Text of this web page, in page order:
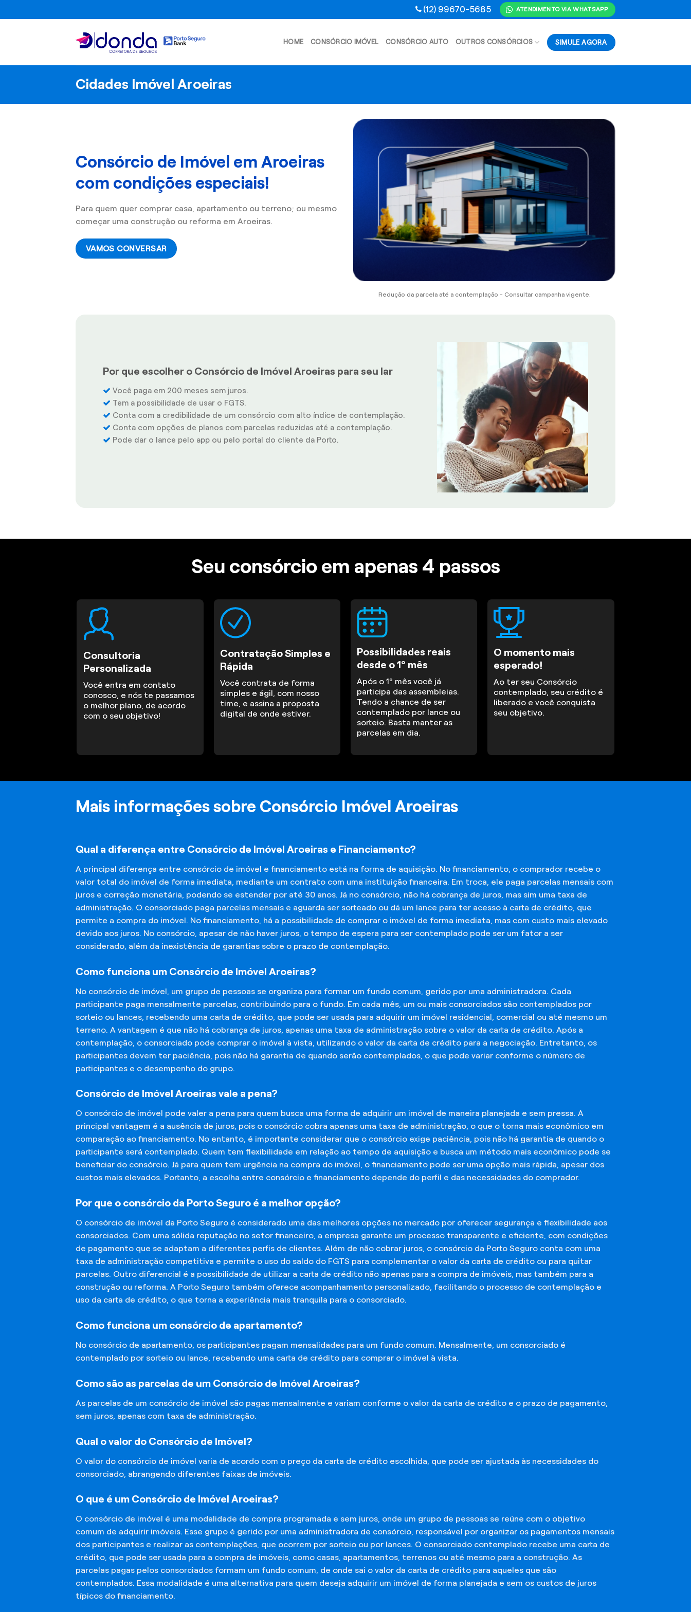
to
(12) 99670-5685 ATENDIMENTO VIA WHATSAPP
HOME CONSÓRCIO IMÓVEL CONSÓRCIO AUTO OUTROS CONSÓRCIOS SIMULE AGORA
Cidades Imóvel Aroeiras
Consórcio de Imóvel em Aroeiras
com condições especiais!
Para quem quer comprar casa, apartamento ou terreno; ou mesmo
começar uma construção ou reforma em Aroeiras.
VAMOS CONVERSAR
Redução da parcela até a contemplação - Consultar campanha vigente.
Por que escolher o Consórcio de Imóvel Aroeiras para seu lar
Você paga em 200 meses sem juros.
Tem a possibilidade de usar o FGTS.
Conta com a credibilidade de um consórcio com alto índice de contemplação.
Conta com opções de planos com parcelas reduzidas até a contemplação.
Pode dar o lance pelo app ou pelo portal do cliente da Porto.
Seu consórcio em apenas 4 passos
Consultoria
Personalizada
Você entra em contato
conosco, e nós te passamos
o melhor plano, de acordo
com o seu objetivo!
Contratação Simples e
Rápida
Você contrata de forma
simples e ágil, com nosso
time, e assina a proposta
digital de onde estiver.
Possibilidades reais
desde o 1º mês
Após o 1º mês você já
participa das assembleias.
Tendo a chance de ser
contemplado por lance ou
sorteio. Basta manter as
parcelas em dia.
O momento mais
esperado!
Ao ter seu Consórcio
contemplado, seu crédito é
liberado e você conquista
seu objetivo.
Mais informações sobre Consórcio Imóvel Aroeiras
Qual a diferença entre Consórcio de Imóvel Aroeiras e Financiamento?
A principal diferença entre consórcio de imóvel e financiamento está na forma de aquisição. No financiamento, o comprador recebe o
valor total do imóvel de forma imediata, mediante um contrato com uma instituição financeira. Em troca, ele paga parcelas mensais com
juros e correção monetária, podendo se estender por até 30 anos. Já no consórcio, não há cobrança de juros, mas sim uma taxa de
administração. O consorciado paga parcelas mensais e aguarda ser sorteado ou dá um lance para ter acesso à carta de crédito, que
permite a compra do imóvel. No financiamento, há a possibilidade de comprar o imóvel de forma imediata, mas com custo mais elevado
devido aos juros. No consórcio, apesar de não haver juros, o tempo de espera para ser contemplado pode ser um fator a ser
considerado, além da inexistência de garantias sobre o prazo de contemplação.
Como funciona um Consórcio de Imóvel Aroeiras?
No consórcio de imóvel, um grupo de pessoas se organiza para formar um fundo comum, gerido por uma administradora. Cada
participante paga mensalmente parcelas, contribuindo para o fundo. Em cada mês, um ou mais consorciados são contemplados por
sorteio ou lances, recebendo uma carta de crédito, que pode ser usada para adquirir um imóvel residencial, comercial ou até mesmo um
terreno. A vantagem é que não há cobrança de juros, apenas uma taxa de administração sobre o valor da carta de crédito. Após a
contemplação, o consorciado pode comprar o imóvel à vista, utilizando o valor da carta de crédito para a negociação. Entretanto, os
participantes devem ter paciência, pois não há garantia de quando serão contemplados, o que pode variar conforme o número de
participantes e o desempenho do grupo.
Consórcio de Imóvel Aroeiras vale a pena?
O consórcio de imóvel pode valer a pena para quem busca uma forma de adquirir um imóvel de maneira planejada e sem pressa. A
principal vantagem é a ausência de juros, pois o consórcio cobra apenas uma taxa de administração, o que o torna mais econômico em
comparação ao financiamento. No entanto, é importante considerar que o consórcio exige paciência, pois não há garantia de quando o
participante será contemplado. Quem tem flexibilidade em relação ao tempo de aquisição e busca um método mais econômico pode se
beneficiar do consórcio. Já para quem tem urgência na compra do imóvel, o financiamento pode ser uma opção mais rápida, apesar dos
custos mais elevados. Portanto, a escolha entre consórcio e financiamento depende do perfil e das necessidades do comprador.
Por que o consórcio da Porto Seguro é a melhor opção?
O consórcio de imóvel da Porto Seguro é considerado uma das melhores opções no mercado por oferecer segurança e flexibilidade aos
consorciados. Com uma sólida reputação no setor financeiro, a empresa garante um processo transparente e eficiente, com condições
de pagamento que se adaptam a diferentes perfis de clientes. Além de não cobrar juros, o consórcio da Porto Seguro conta com uma
taxa de administração competitiva e permite o uso do saldo do FGTS para complementar o valor da carta de crédito ou para quitar
parcelas. Outro diferencial é a possibilidade de utilizar a carta de crédito não apenas para a compra de imóveis, mas também para a
construção ou reforma. A Porto Seguro também oferece acompanhamento personalizado, facilitando o processo de contemplação e
uso da carta de crédito, o que torna a experiência mais tranquila para o consorciado.
Como funciona um consórcio de apartamento?
No consórcio de apartamento, os participantes pagam mensalidades para um fundo comum. Mensalmente, um consorciado é
contemplado por sorteio ou lance, recebendo uma carta de crédito para comprar o imóvel à vista.
Como são as parcelas de um Consórcio de Imóvel Aroeiras?
As parcelas de um consórcio de imóvel são pagas mensalmente e variam conforme o valor da carta de crédito e o prazo de pagamento,
sem juros, apenas com taxa de administração.
Qual o valor do Consórcio de Imóvel?
O valor do consórcio de imóvel varia de acordo com o preço da carta de crédito escolhida, que pode ser ajustada às necessidades do
consorciado, abrangendo diferentes faixas de imóveis.
O que é um Consórcio de Imóvel Aroeiras?
O consórcio de imóvel é uma modalidade de compra programada e sem juros, onde um grupo de pessoas se reúne com o objetivo
comum de adquirir imóveis. Esse grupo é gerido por uma administradora de consórcio, responsável por organizar os pagamentos mensais
dos participantes e realizar as contemplações, que ocorrem por sorteio ou por lances. O consorciado contemplado recebe uma carta de
crédito, que pode ser usada para a compra de imóveis, como casas, apartamentos, terrenos ou até mesmo para a construção. As
parcelas pagas pelos consorciados formam um fundo comum, de onde sai o valor da carta de crédito para aqueles que são
contemplados. Essa modalidade é uma alternativa para quem deseja adquirir um imóvel de forma planejada e sem os custos de juros
típicos do financiamento.